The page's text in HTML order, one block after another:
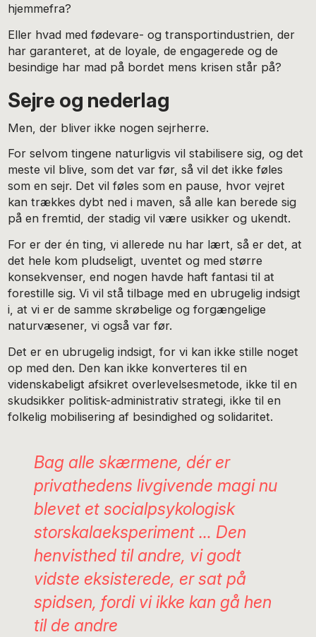
hjemmefra?
Eller hvad med fødevare- og transportindustrien, der
har garanteret, at de loyale, de engagerede og de
besindige har mad på bordet mens krisen står på?
Sejre og nederlag
Men, der bliver ikke nogen sejrherre.
For selvom tingene naturligvis vil stabilisere sig, og det
meste vil blive, som det var før, så vil det ikke føles
som en sejr. Det vil føles som en pause, hvor vejret
kan trækkes dybt ned i maven, så alle kan berede sig
på en fremtid, der stadig vil være usikker og ukendt.
For er der én ting, vi allerede nu har lært, så er det, at
det hele kom pludseligt, uventet og med større
konsekvenser, end nogen havde haft fantasi til at
forestille sig. Vi vil stå tilbage med en ubrugelig indsigt
i, at vi er de samme skrøbelige og forgængelige
naturvæsener, vi også var før.
Det er en ubrugelig indsigt, for vi kan ikke stille noget
op med den. Den kan ikke konverteres til en
videnskabeligt afsikret overlevelsesmetode, ikke til en
skudsikker politisk-administrativ strategi, ikke til en
folkelig mobilisering af besindighed og solidaritet.
Bag alle skærmene, dér er
privathedens livgivende magi nu
blevet et socialpsykologisk
storskalaeksperiment … Den
henvisthed til andre, vi godt
vidste eksisterede, er sat på
spidsen, fordi vi ikke kan gå hen
til de andre